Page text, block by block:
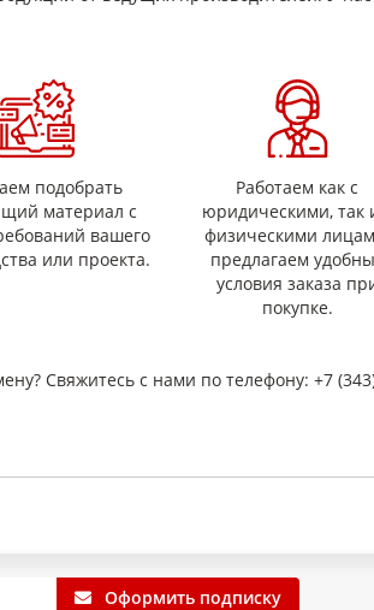
подобрать
материал с
вашего
или проекта.
Работаем как с
юридическими, так
физическими
предлагаем
условия заказа
покупке.
Свяжитесь с нами по телефону: +7
Оформить подписку